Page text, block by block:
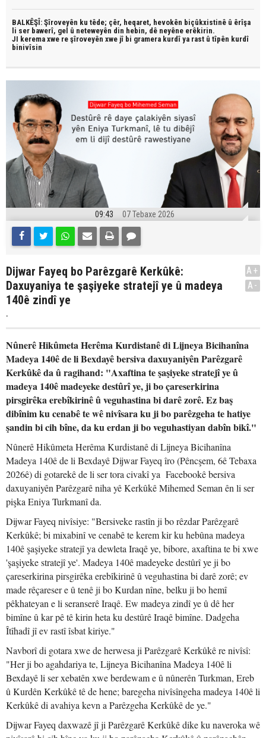
BALKÊŞÎ: Şîroveyên ku têde; çêr, heqaret, hevokên biçûkxistinê û êrîşa
li ser bawerî, gel û neteweyên din hebin, dê neyêne erêkirin.
JI kerema xwe re şîroveyên xwe jî bi gramera kurdî ya rast û tîpên kurdî
binivîsin
09:43 07 Tebaxe 2026
Dijwar Fayeq bo Parêzgarê Kerkûkê:
Daxuyaniya te şaşiyeke stratejî ye û madeya
140ê zindî ye
.
A+
A-
Nûnerê Hikûmeta Herêma Kurdistanê di Lijneya Bicihanîna
Madeya 140ê de li Bexdayê bersiva daxuyaniyên Parêzgarê
Kerkûkê da û ragihand: "Axaftina te şaşiyeke stratejî ye û
madeya 140ê madeyeke destûrî ye, ji bo çareserkirina
pirsgirêka erebîkirinê û veguhastina bi darê zorê. Ez baş
dibînim ku cenabê te wê nivîsara ku ji bo parêzgeha te hatiye
şandin bi cih bîne, da ku erdan ji bo veguhastiyan dabîn bikî."
Nûnerê Hikûmeta Herêma Kurdistanê di Lijneya Bicihanîna
Madeya 140ê de li Bexdayê Dijwar Fayeq îro (Pêncşem, 6ê Tebaxa
2026ê) di gotarekê de li ser tora civakî ya Facebookê bersiva
daxuyaniyên Parêzgarê niha yê Kerkûkê Mihemed Seman ên li ser
pişka Eniya Turkmanî da.
Dijwar Fayeq nivîsiye: "Bersiveke rastîn ji bo rêzdar Parêzgarê
Kerkûkê; bi mixabinî ve cenabê te kerem kir ku hebûna madeya
140ê şaşiyeke stratejî ya dewleta Iraqê ye, bibore, axaftina te bi xwe
'şaşiyeke stratejî ye'. Madeya 140ê madeyeke destûrî ye ji bo
çareserkirina pirsgirêka erebîkirinê û veguhastina bi darê zorê; ev
made rêçareser e û tenê ji bo Kurdan nîne, belku ji bo hemî
pêkhateyan e li seranserê Iraqê. Ew madeya zindî ye û dê her
bimîne û kar pê tê kirin heta ku destûrê Iraqê bimîne. Dadgeha
Îtîhadî jî ev rastî îsbat kiriye."
Navborî di gotara xwe de herwesa ji Parêzgarê Kerkûkê re nivîsî:
"Her ji bo agahdariya te, Lijneya Bicihanîna Madeya 140ê li
Bexdayê li ser xebatên xwe berdewam e û nûnerên Turkman, Ereb
û Kurdên Kerkûkê tê de hene; baregeha nivîsîngeha madeya 140ê li
Kerkûkê di avahiya kevn a Parêzgeha Kerkûkê de ye."
Dijwar Fayeq daxwazê jî ji Parêzgarê Kerkûkê dike ku naveroka wê